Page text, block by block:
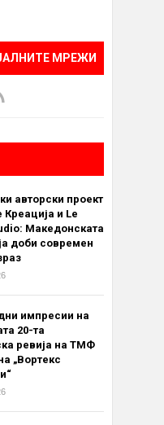
МРЕЖИ
авторски проект
Креација и Le
Македонската
доби современ
импресии на
20-та
ревија на ТМФ
„Вортекс